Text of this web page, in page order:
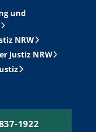
und
NRW
Justiz NRW
1922